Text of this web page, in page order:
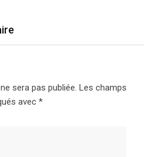
sera pas publiée. Les champs
avec *